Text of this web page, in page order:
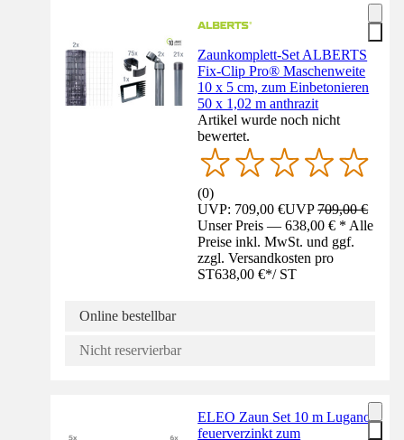
Zaunkomplett-Set ALBERTS
Fix-Clip Pro® Maschenweite
10 x 5 cm, zum Einbetonieren
50 x 1,02 m anthrazit
Artikel wurde noch nicht
bewertet.
(0)
UVP: 709,00 €UVP709,00 €
Unser Preis — 638,00 € * Alle
Preise inkl. MwSt. und ggf.
zzgl. Versandkosten pro
ST638,00 €*/ ST
Online bestellbar
Nicht reservierbar
ELEO Zaun Set 10 m Lugano
feuerverzinkt zum